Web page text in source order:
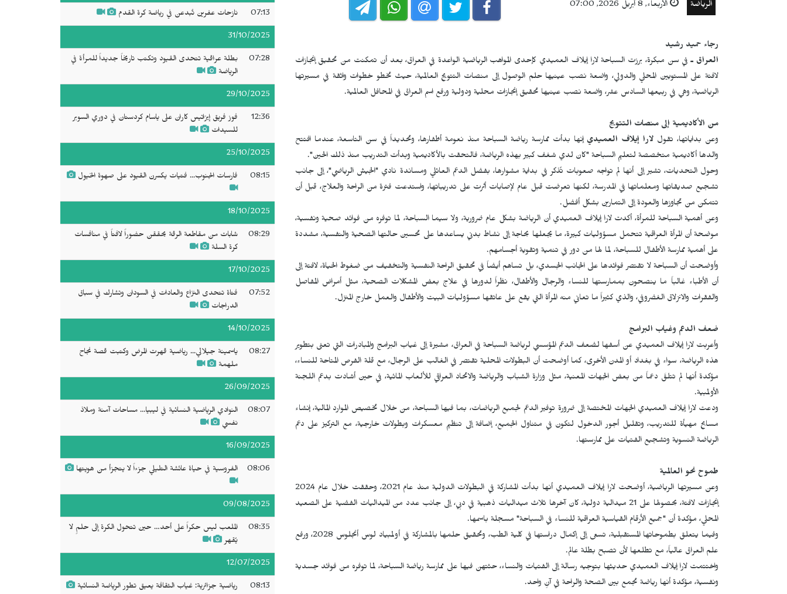
الرياضة الأربعاء, 8 أبريل 2026, 07:00
رجاء حميد رشيد
العراق ـ في سن مبكرة، برزت السباحة لارا إيلاف العميدي كإحدى المواهب الرياضية الواعدة في العراق، بعد أن تمكنت من تحقيق إنجازات
لافتة على المستويين المحلي والدولي، واضعة نصب عينيها حلم الوصول إلى منصات التتويج العالمية، حيث تخطو خطوات واثقة في مسيرتها
الرياضية، وهي في ربيعها السادس عشر، واضعة نصب عينيها تحقيق إنجازات محلية ودولية ورفع اسم العراق في المحافل العالمية.
من الأكاديمية إلى منصات التتويج
وعن بداياتها، تقول لارا إيلاف العميدي إنها بدأت ممارسة رياضة السباحة منذ نعومة أظفارها، وتحديداً في سن التاسعة، عندما افتتح
والدها أكاديمية متخصصة لتعليم السباحة "كان لدي شغف كبير بهذه الرياضة، فالتحقت بالأكاديمية وبدأت التدريب منذ ذلك الحين".
وحول التحديات، تشير إلى أنها لم تواجه صعوبات تُذكر في بداية مشوارها، بفضل الدعم العائلي ومساندة نادي "الجيش الرياضي"، إلى جانب
تشجيع صديقاتها ومعلماتها في المدرسة، لكنها تعرضت قبل عام لإصابات أثرت على تدريباتها، واستدعت فترة من الراحة والعلاج، قبل أن
تتمكن من تجاوزها والعودة إلى التمارين بشكل أفضل.
وعن أهمية السباحة للمرأة، أكدت لارا إيلاف العميدي أن الرياضة بشكل عام ضرورية، ولا سيما السباحة، لما توفره من فوائد صحية ونفسية،
موضحة أن المرأة العراقية تتحمل مسؤوليات كبيرة، ما يجعلها بحاجة إلى نشاط بدني يساعدها على تحسين حالتها الصحية والنفسية، مشددة
على أهمية ممارسة الأطفال للسباحة، لما لها من دور في تنمية وتقوية أجسامهم.
وأوضحت أن السباحة لا تقتصر فوائدها على الجانب الجسدي، بل تساهم أيضاً في تحقيق الراحة النفسية والتخفيف من ضغوط الحياة، لافتة إلى
أن الأطباء غالباً ما ينصحون بممارستها للنساء والرجال والأطفال، نظراً لدورها في علاج بعض المشكلات الصحية، مثل أمراض المفاصل
والفقرات والانزلاق الغضروفي، والذي كثيراً ما تعاني منه المرأة التي يقع على عاتقها مسؤوليات البيت والأطفال والعمل خارج المنزل.
ضعف الدعم وغياب البرامج
وأعربت لارا إيلاف العميدي عن أسفها لضعف الدعم المؤسسي لرياضة السباحة في العراق، مشيرة إلى غياب البرامج والمبادرات التي تعنى بتطوير
هذه الرياضة، سواء في بغداد أو المدن الأخرى، كما أوضحت أن البطولات المحلية تقتصر في الغالب على الرجال، مع قلة الفرص المتاحة للنساء،
مؤكدة أنها لم تتلقَ دعماً من بعض الجهات المعنية، مثل وزارة الشباب والرياضة والاتحاد العراقي للألعاب المائية، في حين أشادت بدعم اللجنة
الأولمبية.
ودعت لارا إيلاف العميدي الجهات المختصة إلى ضرورة توفير الدعم لجميع الرياضات، بما فيها السباحة، من خلال تخصيص الموارد المالية، إنشاء
مسابح مهيأة للتدريب، وتقليل أجور الدخول لتكون في متناول الجميع، إضافة إلى تنظيم معسكرات وبطولات خارجية، مع التركيز على دعم
الرياضة النسوية وتشجيع الفتيات على ممارستها.
طموح نحو العالمية
وعن مسيرتها الرياضية، أوضحت لارا إيلاف العميدي أنها بدأت المشاركة في البطولات الدولية منذ عام 2021، وحققت خلال عام 2024
إنجازات لافتة، بحصولها على 21 ميدالية دولية، كان آخرها ثلاث ميداليات ذهبية في دبي، إلى جانب عدد من الميداليات الفضية على الصعيد
المحلي، مؤكدة أن "جميع الأرقام القياسية العراقية للنساء في السباحة" مسجلة باسمها.
وفيما يتعلق بطموحاتها المستقبلية، تسعى إلى إكمال دراستها في كلية الطب، وتحقيق حلمها بالمشاركة في أولمبياد لوس أنجلوس 2028، ورفع
علم العراق عالياً، مع تطلعها لأن تصبح بطلة عالم.
واختتمت لارا إيلاف العميدي حديثها بتوجيه رسالة إلى الفتيات والنساء، حثتهن فيها على ممارسة رياضة السباحة، لما توفره من فوائد جسدية
ونفسية، مؤكدة أنها رياضة تجمع بين الصحة والراحة في آنٍ واحد.
07:13 نازحات عفرين تُبدعن في رياضة كرة القدم
31/10/2025
07:28
بطلة عراقية تتحدى القيود وتكتب تاريخاً جديداً للمرأة في
الرياضة
29/10/2025
12:36
فوز فريق إيزاتيس كاران على ياسام كردستان في دوري السوبر
للسيدات
25/10/2025
08:15 فارسات الجنوب... فتيات يكسرن القيود على صهوة الخيول
18/10/2025
08:29
شابات من مقاطعة الرقة يحققن حضوراً لافتاً في منافسات
كرة السلة
17/10/2025
07:52
فتاة تتحدى النزاع والعادات في السودان وتشارك في سباق
الدراجات
14/10/2025
08:27
ياسمينة جيلالي... رياضية قهرت المرض وكتبت قصة نجاح
ملهمة
26/09/2025
08:07
النوادي الرياضية النسائية في ليبيا... مساحات آمنة وملاذ
نفسي
16/09/2025
08:06 الفروسية في حياة عائشة التليلي جزءاً لا يتجزأ من هويتها
09/08/2025
08:35
الملعب ليس حكراً على أحد… حين تتحول الكرة إلى حلمٍ لا
يُقهر
12/07/2025
08:13 رياضية جزائرية: غياب الثقافة يعيق تطور الرياضة النسائية